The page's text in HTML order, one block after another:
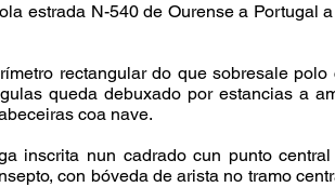
estrada N-540 de Ourense a Portugal
rectangular do que sobresale
queda debuxado por estancias a
coa nave.
inscrita nun cadrado cun punto
con bóveda de arista no tramo